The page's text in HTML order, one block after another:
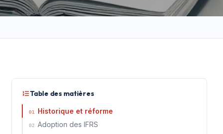
Table des matières
01 Historique et réforme
02 Adoption des IFRS